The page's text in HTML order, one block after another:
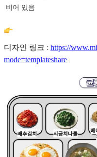
비어 있음
디자인 링크 : https://
mode=templateshare